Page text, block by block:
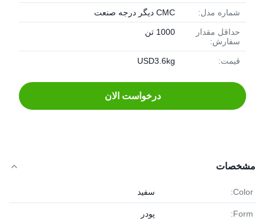
شماره مدل: CMC دیگر درجه صنعت
حداقل مقدار
سفارش:
1000 تن
قیمت: USD3.6kg
درخواست الان
مشخصات
Color: سفید
Form: پودر